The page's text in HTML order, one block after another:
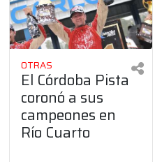
OTRAS
El Córdoba Pista
coronó a sus
campeones en
Río Cuarto